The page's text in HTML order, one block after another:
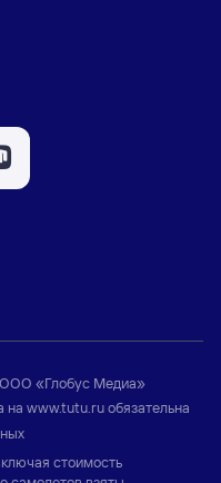
ООО «Глобус Медиа»
на www.tutu.ruобязательна
стоимость